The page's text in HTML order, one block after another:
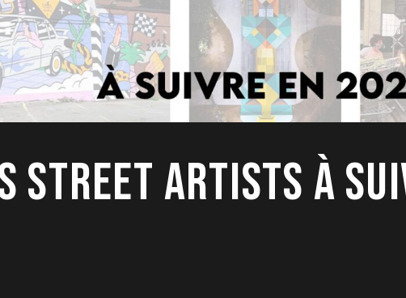
STREET ARTISTS À